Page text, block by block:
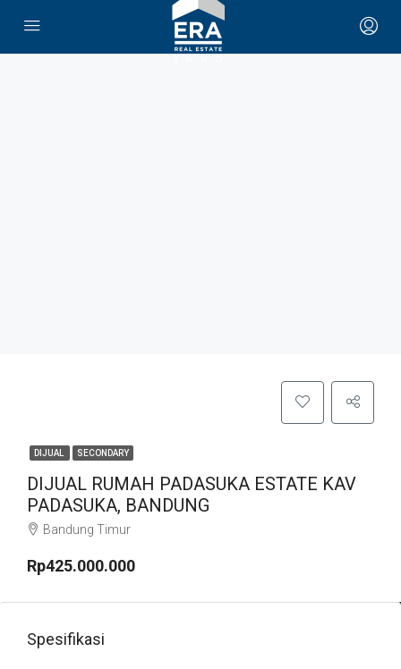
DIJUAL SECONDARY
DIJUAL RUMAH PADASUKA ESTATE KAV
PADASUKA, BANDUNG
Bandung Timur
Rp425.000.000
Spesifikasi